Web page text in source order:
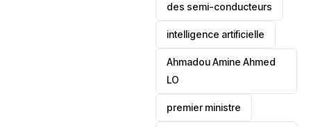
des semi-conducteurs
intelligence artificielle
Ahmadou Amine Ahmed
LO
premier ministre